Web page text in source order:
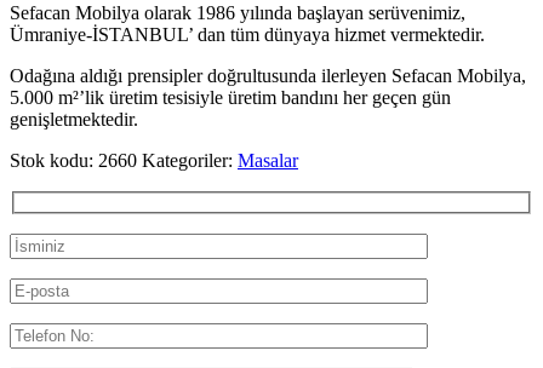
Sefacan Mobilya olarak 1986 yılında başlayan serüvenimiz,
Ümraniye-İSTANBUL’ dan tüm dünyaya hizmet vermektedir.
Odağına aldığı prensipler doğrultusunda ilerleyen Sefacan Mobilya,
5.000 m²’lik üretim tesisiyle üretim bandını her geçen gün
genişletmektedir.
Stok kodu: 2660 Kategoriler: Masalar